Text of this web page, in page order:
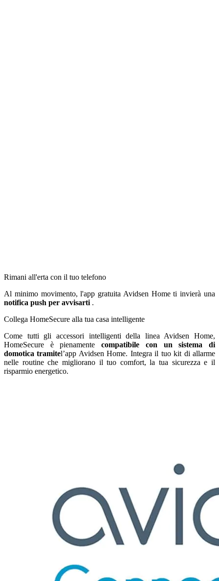
Rimani all'erta con il tuo telefono
Al minimo movimento, l'app gratuita Avidsen Home ti invierà una
notifica push per avvisarti .
Collega HomeSecure alla tua casa intelligente
Come tutti gli accessori intelligenti della linea Avidsen Home,
HomeSecure è pienamentecompatibile con un sistema di
domotica tramitel’app Avidsen Home. Integra il tuo kit di allarme
nelle routine che migliorano il tuo comfort, la tua sicurezza e il
risparmio energetico.